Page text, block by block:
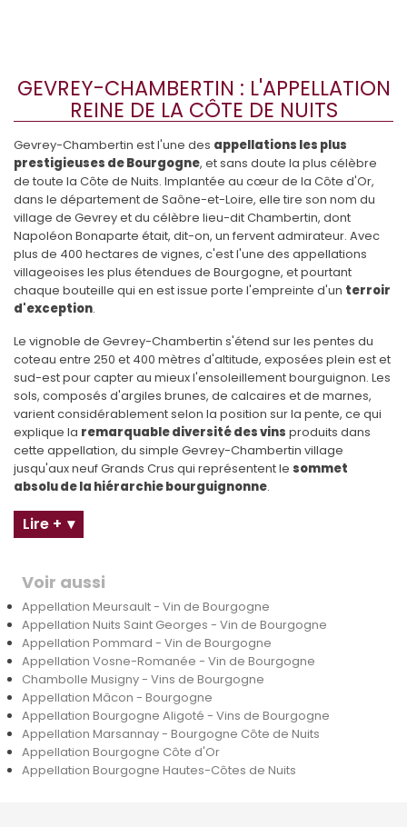
GEVREY-CHAMBERTIN : L'APPELLATION
REINE DE LA CÔTE DE NUITS
Gevrey-Chambertin est l'une des appellations les plus
prestigieuses de Bourgogne, et sans doute la plus célèbre
de toute la Côte de Nuits. Implantée au cœur de la Côte d'Or,
dans le département de Saône-et-Loire, elle tire son nom du
village de Gevrey et du célèbre lieu-dit Chambertin, dont
Napoléon Bonaparte était, dit-on, un fervent admirateur. Avec
plus de 400 hectares de vignes, c'est l'une des appellations
villageoises les plus étendues de Bourgogne, et pourtant
chaque bouteille qui en est issue porte l'empreinte d'un terroir
d'exception.
Le vignoble de Gevrey-Chambertin s'étend sur les pentes du
coteau entre 250 et 400 mètres d'altitude, exposées plein est et
sud-est pour capter au mieux l'ensoleillement bourguignon. Les
sols, composés d'argiles brunes, de calcaires et de marnes,
varient considérablement selon la position sur la pente, ce qui
explique la remarquable diversité des vins produits dans
cette appellation, du simple Gevrey-Chambertin village
jusqu'aux neuf Grands Crus qui représentent le sommet
absolu de la hiérarchie bourguignonne.
Lire +
Voir aussi
Appellation Meursault - Vin de Bourgogne
Appellation Nuits Saint Georges - Vin de Bourgogne
Appellation Pommard - Vin de Bourgogne
Appellation Vosne-Romanée - Vin de Bourgogne
Chambolle Musigny - Vins de Bourgogne
Appellation Mâcon - Bourgogne
Appellation Bourgogne Aligoté - Vins de Bourgogne
Appellation Marsannay - Bourgogne Côte de Nuits
Appellation Bourgogne Côte d'Or
Appellation Bourgogne Hautes-Côtes de Nuits